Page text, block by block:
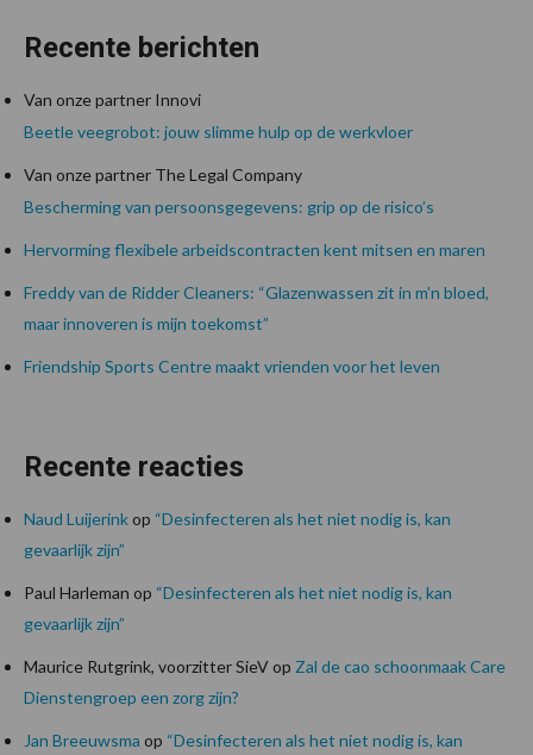
Recente berichten
Van onze partner Innovi
Beetle veegrobot: jouw slimme hulp op de werkvloer
Van onze partner The Legal Company
Bescherming van persoonsgegevens: grip op de risico’s
Hervorming flexibele arbeidscontracten kent mitsen en maren
Freddy van de Ridder Cleaners: “Glazenwassen zit in m’n bloed,
maar innoveren is mijn toekomst”
Friendship Sports Centre maakt vrienden voor het leven
Recente reacties
Naud Luijerinkop “Desinfecteren als het niet nodig is, kan
gevaarlijk zijn”
Paul Harleman op “Desinfecteren als het niet nodig is, kan
gevaarlijk zijn”
Maurice Rutgrink, voorzitter SieVop Zal de cao schoonmaak Care
Dienstengroep een zorg zijn?
Jan Breeuwsma op “Desinfecteren als het niet nodig is, kan